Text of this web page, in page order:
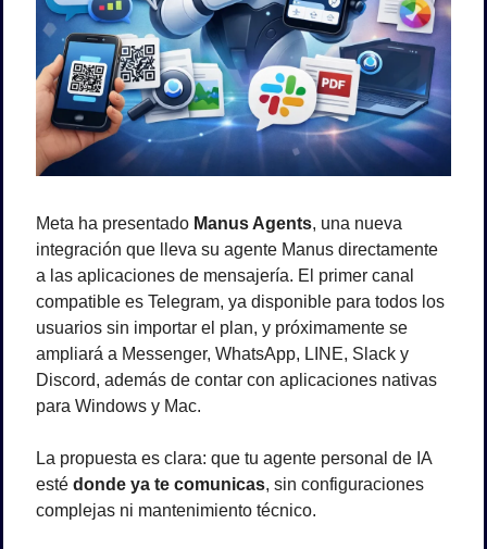
Meta ha presentado Manus Agents, una nueva
integración que lleva su agente Manus directamente
a las aplicaciones de mensajería. El primer canal
compatible es Telegram, ya disponible para todos los
usuarios sin importar el plan, y próximamente se
ampliará a Messenger, WhatsApp, LINE, Slack y
Discord, además de contar con aplicaciones nativas
para Windows y Mac.
La propuesta es clara: que tu agente personal de IA
esté donde ya te comunicas, sin configuraciones
complejas ni mantenimiento técnico.